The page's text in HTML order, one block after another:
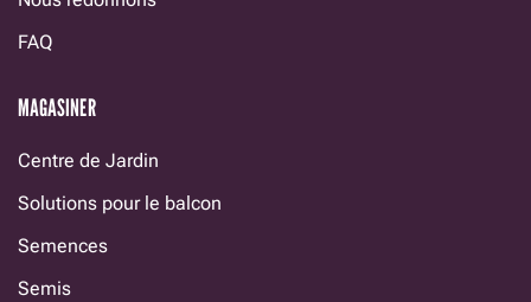
FAQ
MAGASINER
Centre de Jardin
Solutions pour le balcon
Semences
Semis